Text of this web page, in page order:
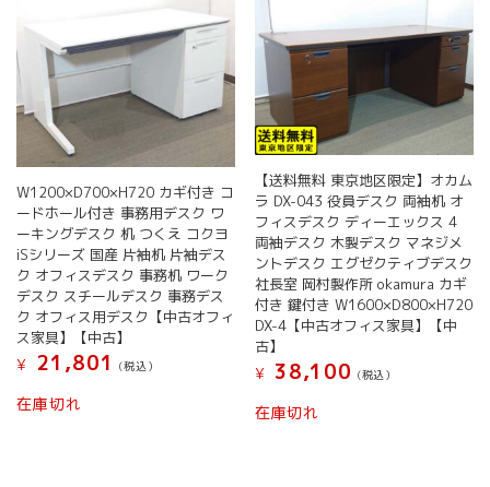
W1200×D700×H720 カギ付き コ
ードホール付き 事務用デスク ワ
ーキングデスク 机 つくえ コクヨ
iSシリーズ 国産 片袖机 片袖デス
ク オフィスデスク 事務机 ワーク
デスク スチールデスク 事務デス
ク オフィス用デスク【中古オフィ
ス家具】【中古】
¥
21,801 (税込）
在庫切れ
【送料無料 東京地区限定】オカム
ラ DX-043 役員デスク 両袖机 オ
フィスデスク ディーエックス 4
両袖デスク 木製デスク マネジメ
ントデスク エグゼクティブデスク
社長室 岡村製作所 okamura カギ
付き 鍵付き W1600×D800×H720
DX-4【中古オフィス家具】【中
古】
¥
38,100 (税込）
在庫切れ